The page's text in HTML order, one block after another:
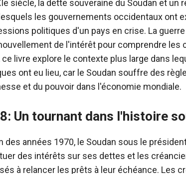
siècle, la dette souveraine du Soudan et
les gouvernements occidentaux ont
politiques d'un pays en crise. La
de l'intérêt pour comprendre les
ce livre explore le contexte plus large dans
ont eu lieu, car le Soudan souffre des
et du pouvoir dans l'économie mondiale.
Un tournant dans l'histoire
des années 1970, le Soudan sous le
des intérêts sur ses dettes et les
à relancer les prêts à leur échéance. Les